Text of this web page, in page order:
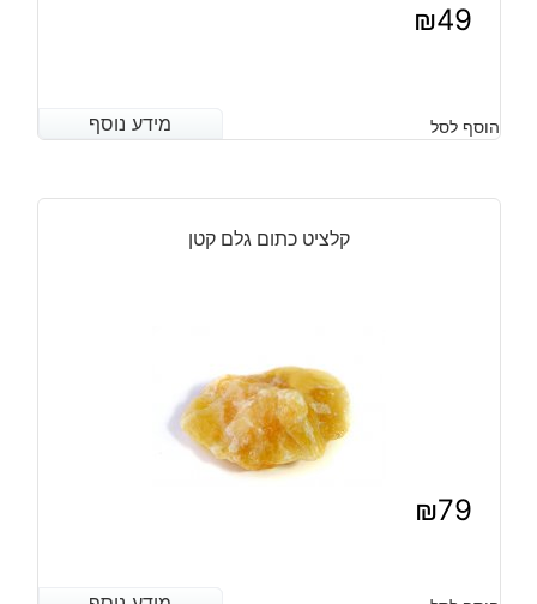
₪49
מידע נוסף הוסף לסל מידע נוסף
קלציט כתום גלם קטן
₪79